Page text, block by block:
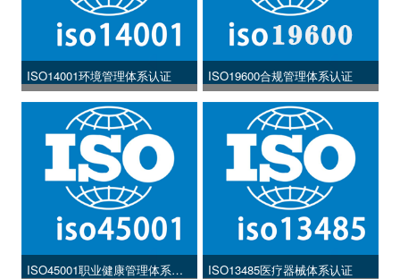
ISO14001环境管理体系认证
ISO45001职业健康管理体系认
ISO19600合规管理体系认证
ISO13485医疗器械体系认证